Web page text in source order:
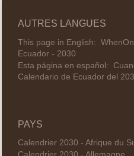
AUTRES LANGUES
This page in English:
Ecuador - 2030
Esta página en español:
Calendario de Ecuador del
PAYS
Calendrier 2030 - Afrique du